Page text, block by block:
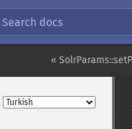
Search docs
«